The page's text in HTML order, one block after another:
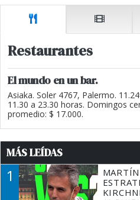
Restaurantes
El mundo en un bar.
Asiaka. Soler 4767, Palermo.
11.30 a 23.30 horas. Domingos
promedio: $ 17.000.
MÁS LEÍDAS
1